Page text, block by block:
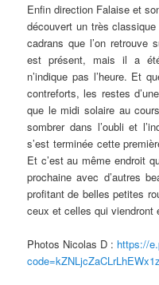
Enfin direction Falaise et
découvert un très classique
cadrans que l’on retrouve
est présent, mais il a
n’indique pas l’heure. Et
contreforts, les restes
que le midi solaire au
sombrer dans l’oubli et
s’est terminée cette
Et c’est au même endroit
prochaine avec d’autres
profitant de belles petites
ceux et celles qui viendront
Photos Nicolas D : https://